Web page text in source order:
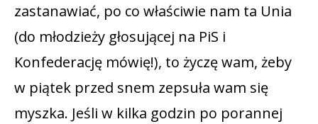
zastanawiać, po co właściwie nam ta Unia
(do młodzieży głosującej na PiS i
Konfederację mówię!), to życzę wam, żeby
w piątek przed snem zepsuła wam się
myszka. Jeśli w kilka godzin po porannej